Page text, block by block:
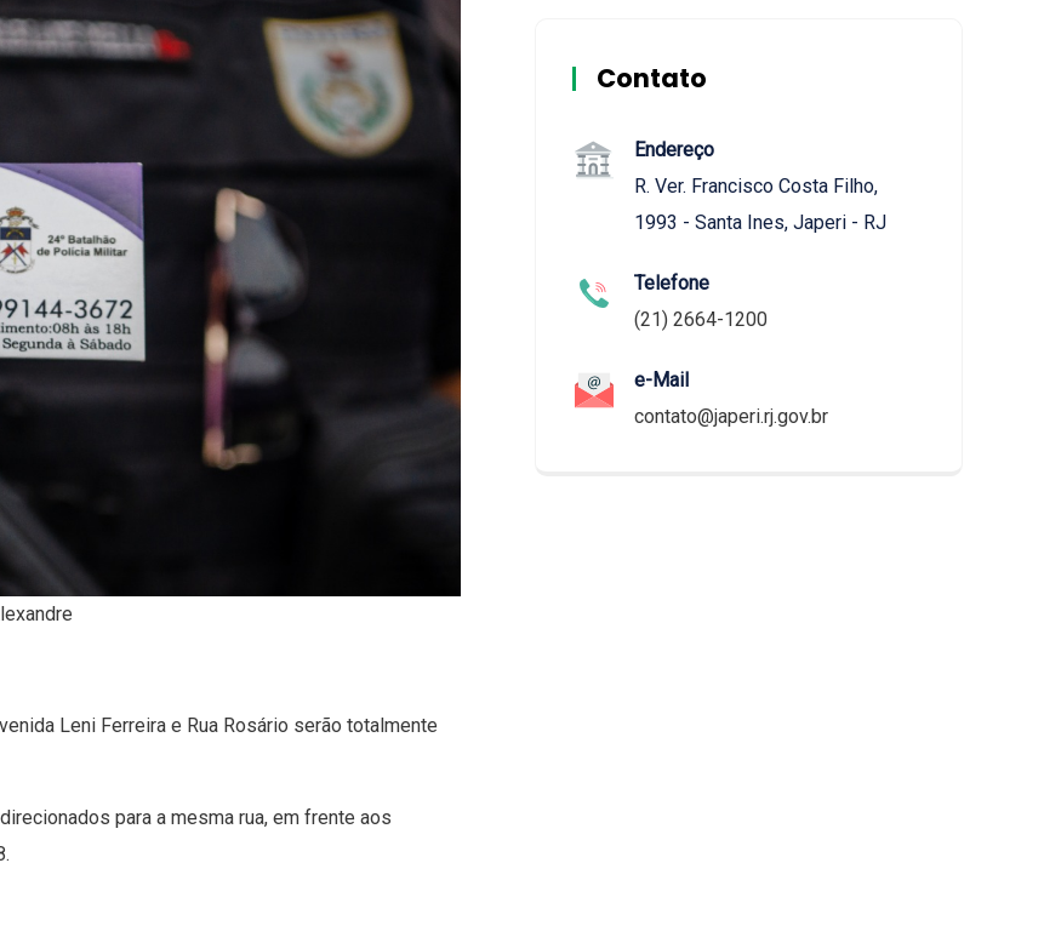
Leni Ferreira e Rua Rosário serão totalmente
para a mesma rua, em frente aos
Contato
Endereço
R. Ver. Francisco Costa Filho,
1993 - Santa Ines, Japeri - RJ
Telefone
(21) 2664-1200
e-Mail
contato@japeri.rj.gov.br